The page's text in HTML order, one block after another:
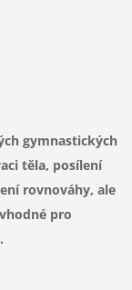
gymnastických
těla, posílení
rovnováhy, ale
pro